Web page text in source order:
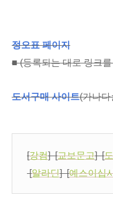
정오표 페이지
■ (등록되는 대로 링크
도서구매 사이트(가나다
[강컴] [교보문고] [
[알라딘] [예스이십